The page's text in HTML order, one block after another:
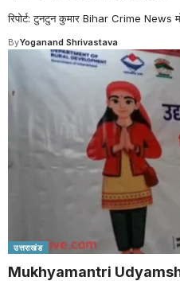
रिपोर्ट: टुनटुन कुमार Bihar Crime News
ByYoganand Shrivastava
उत्तराखंड
Mukhyamantri